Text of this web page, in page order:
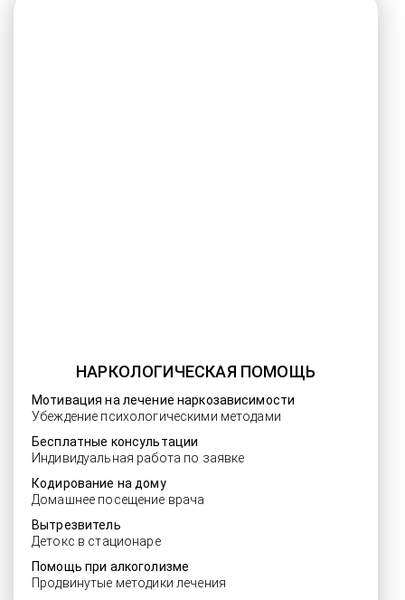
НАРКОЛОГИЧЕСКАЯ ПОМОЩЬ
Мотивация на лечение наркозависимости
Убеждение психологическими методами
Бесплатные консультации
Индивидуальная работа по заявке
Кодирование на дому
Домашнее посещение врача
Вытрезвитель
Детокс в стационаре
Помощь при алкоголизме
Продвинутые методики лечения